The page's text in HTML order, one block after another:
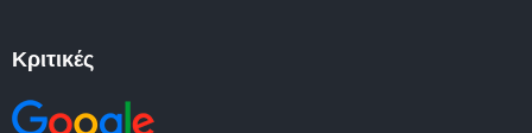
Κριτικές